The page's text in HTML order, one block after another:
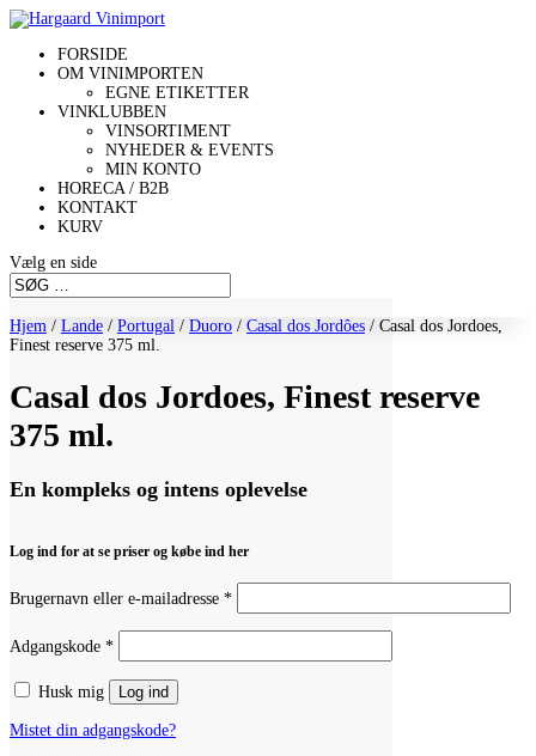
FORSIDE
OM VINIMPORTEN
EGNE ETIKETTER
VINKLUBBEN
VINSORTIMENT
NYHEDER & EVENTS
MIN KONTO
HORECA / B2B
KONTAKT
KURV
Vælg en side
Hjem / Lande / Portugal / Duoro / Casal dos Jordôes / Casal dos Jordoes,
Finest reserve 375 ml.
Casal dos Jordoes, Finest reserve
375 ml.
En kompleks og intens oplevelse
Log ind for at se priser og købe ind her
Brugernavn eller e-mailadresse *Påkrævet
Adgangskode *Påkrævet
Husk mig Log ind
Mistet din adgangskode?